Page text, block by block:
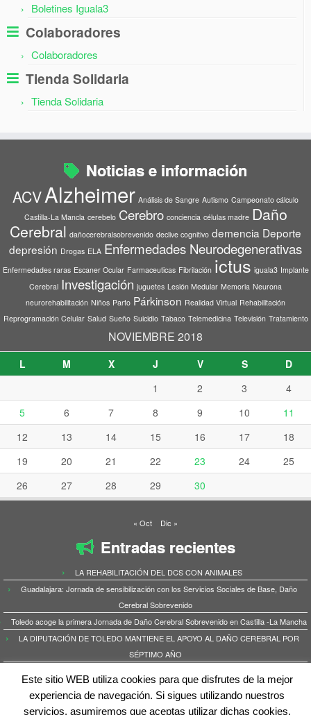
Boletines Iguala3
Colaboradores
Colaboradores
Tienda Solidaria
Tienda Solidaria
Noticias e información
ACVAlzheimer Análisis de Sangre Autismo Campeonato cálculo
Castilla-La Mancla cerebelo Cerebro conciencia células madre Daño
Cerebral dañocerebralsobrevenido declive cognitivo demencia Deporte
depresión Drogas ELA Enfermedades Neurodegenerativas
Enfermedades raras Escaner Ocular Farmaceuticas Fibrilación ictus iguala3 Implante
Cerebral Investigación juguetes Lesión Medular Memoria Neurona
neurorehabilitación Niños Parto Párkinson Realidad Virtual Rehabilitación
Reprogramación Celular Salud Sueño Suicidio Tabaco Telemedicina Televisión Tratamiento
NOVIEMBRE 2018
L M X J V S
D
1
2 3
4
5
6 7 8 9 10
11
12
13 14 15 16 17
18
19
20 21 22 23 24
25
26
27 28 29 30
« Oct Dic »
Entradas recientes
LA REHABILITACIÓN DEL DCS CON ANIMALES
Guadalajara: Jornada de sensibilización con los Servicios Sociales de Base, Daño
Cerebral Sobrevenido
Toledo acoge la primera Jornada de Daño Cerebral Sobrevenido en Castilla -La Mancha
LA DIPUTACIÓN DE TOLEDO MANTIENE EL APOYO AL DAÑO CEREBRAL POR
SÉPTIMO AÑO
Este sitio WEB utiliza cookies para que disfrutes de la mejor
experiencia de navegación. Si sigues utilizando nuestros
servicios, asumiremos que aceptas utilizar dichas cookies.